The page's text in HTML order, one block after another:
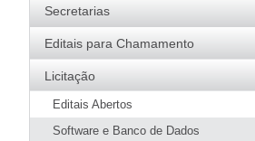
Bandeira
Acervo de Imagens
Galeria de Prefeitos
Patrimônio Cultural
Agenda de Eventos
Prefeito
Agenda do Prefeito
Secretarias
Agricultura
Educação
Esportes
Editais para Chamamento
Licitação
Editais Abertos
Software e Banco de Dados